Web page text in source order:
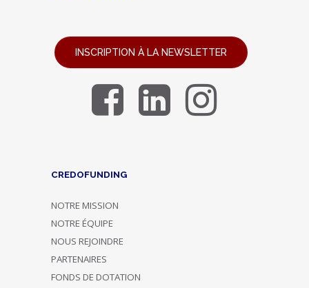
INSCRIPTION À LA NEWSLETTER
CREDOFUNDING
NOTRE MISSION
NOTRE ÉQUIPE
NOUS REJOINDRE
PARTENAIRES
FONDS DE DOTATION